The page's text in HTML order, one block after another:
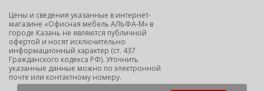
Цены и сведения указанные в интернет-
магазине «Офисная мебель АЛЬФА-М» в
городе Казань не являются публичной
офертой и носят исключительно
информационный характер (ст. 437
Гражданского кодекса РФ). Уточнить
указанные данные можно по электронной
почте или контактному номеру.